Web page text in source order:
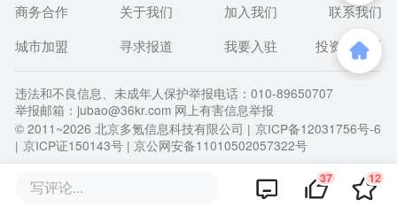
写评论... 37 12
商务合作 关于我们 加入我们
联系我们
城市加盟
寻求报道 我要入驻 投资者关系
违法和不良信息、未成年人保护举报电话：010-89650707
举报邮箱：jubao@36kr.com 网上有害信息举报
© 2011~2026 北京多氪信息科技有限公司 | 京ICP备12031756号-6
| 京ICP证150143号 | 京公网安备11010502057322号